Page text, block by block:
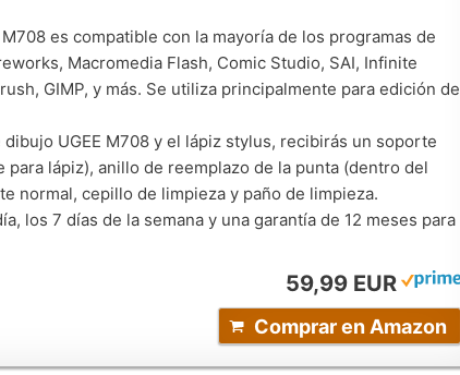
es compatible con la mayoría de los programas de
Macromedia Flash, Comic Studio, SAI, Infinite
GIMP, y más. Se utiliza principalmente para edición de
UGEE M708 y el lápiz stylus, recibirás un soporte
lápiz), anillo de reemplazo de la punta (dentro del
normal, cepillo de limpieza y paño de limpieza.
los 7 días de la semana y una garantía de 12 meses para
59,99 EUR
Comprar en Amazon